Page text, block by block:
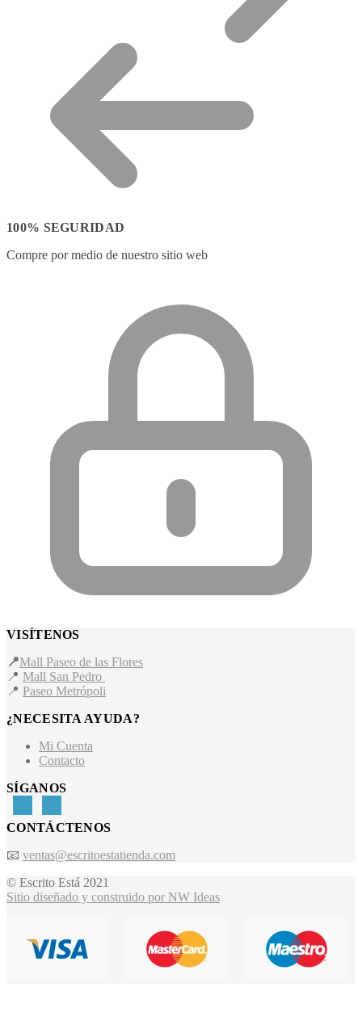
100% SEGURIDAD
Compre por medio de nuestro sitio web
VISÍTENOS
📍Mall Paseo de las Flores
📍 Mall San Pedro
📍 Paseo Metrópoli
¿NECESITA AYUDA?
Mi Cuenta
Contacto
SÍGANOS
CONTÁCTENOS
📧 ventas@escritoestatienda.com
© Escrito Está 2021
Sitio diseñado y construido por NW Ideas